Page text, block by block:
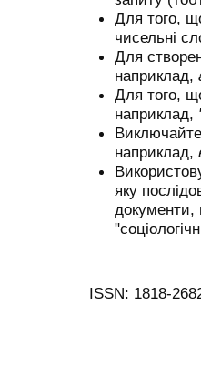
Для того,
чисельні
Для
наприклад,
Для того,
наприклад,
наприклад,
яку
документи,
ISSN: 1818-